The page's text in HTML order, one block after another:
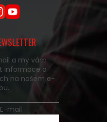
a my vám
informace o
na našem e-
E-mail